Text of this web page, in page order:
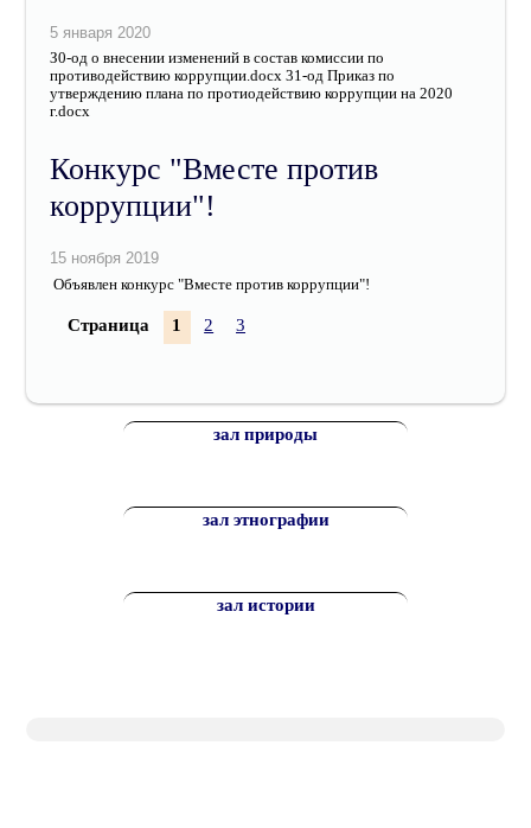
З0-од о внесении изменений в состав комиссии по
противодействию коррупции.docx 31-од Приказ по
утверждению плана по протиодействию коррупции на 2020
г.docx
Конкурс "Вместе против
коррупции"!
Объявлен конкурс "Вместе против коррупции"!
Страница 1 2 3
зал природы
зал этнографии
зал истории